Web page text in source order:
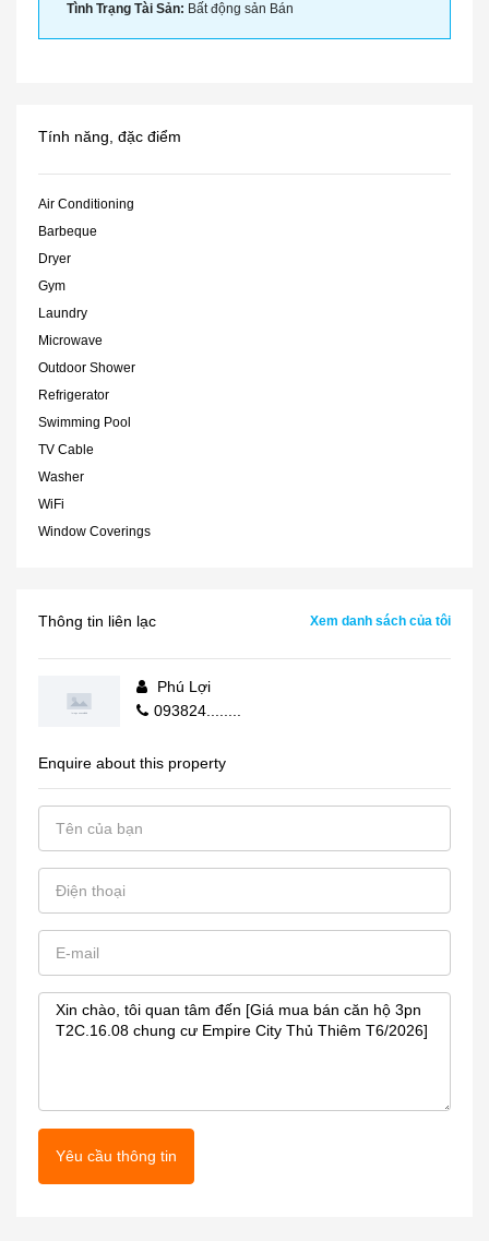
Tình Trạng Tài Sản: Bất động sản Bán
Tính năng, đặc điểm
Air Conditioning
Barbeque
Dryer
Gym
Laundry
Microwave
Outdoor Shower
Refrigerator
Swimming Pool
TV Cable
Washer
WiFi
Window Coverings
Thông tin liên lạc Xem danh sách của tôi
Phú Lợi
093824........
Enquire about this property
Yêu cầu thông tin